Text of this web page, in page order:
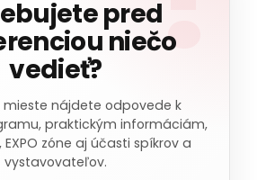
pred
niečo
vedieť?
mieste nájdete odpovede k
praktickým informáciám,
zóne aj účasti spíkrov a
vystavovateľov.